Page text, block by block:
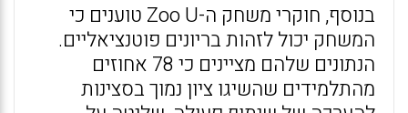
בנוסף, חוקרי משחק ה-Zoo U טוענים כי
המשחק יכול לזהות בריונים פוטנציאליים.
הנתונים שלהם מציינים כי 78 אחוזים
מהתלמידים שהשיגו ציון נמוך בסצינות